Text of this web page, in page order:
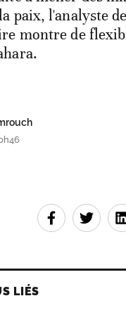
paix, l'analyste
montre de
LIÉS